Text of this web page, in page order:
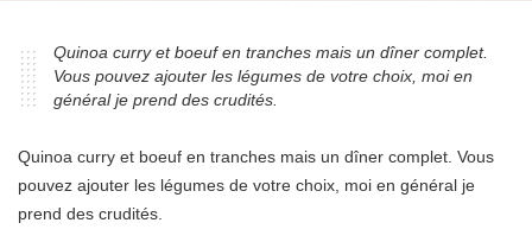
Quinoa curry et boeuf en tranches mais un dîner complet.
Vous pouvez ajouter les légumes de votre choix, moi en
général je prend des crudités.
Quinoa curry et boeuf en tranches mais un dîner complet. Vous
pouvez ajouter les légumes de votre choix, moi en général je
prend des crudités.